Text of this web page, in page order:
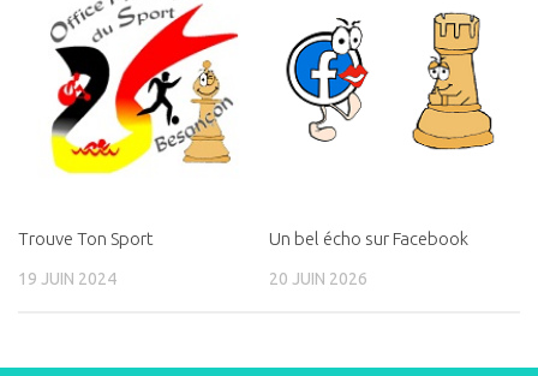
Trouve Ton Sport
19 JUIN 2024
Un bel écho sur Facebook
20 JUIN 2026